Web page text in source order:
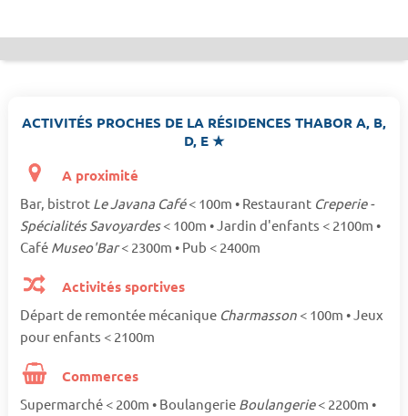
ACTIVITÉS PROCHES DE LA RÉSIDENCES THABOR A, B,
D, E ★
A proximité
Bar, bistrot Le Javana Café< 100m • Restaurant Creperie -
Spécialités Savoyardes< 100m • Jardin d'enfants < 2100m •
Café Museo'Bar< 2300m • Pub < 2400m
Activités sportives
Départ de remontée mécanique Charmasson < 100m • Jeux
pour enfants < 2100m
Commerces
Supermarché < 200m • Boulangerie Boulangerie< 2200m •